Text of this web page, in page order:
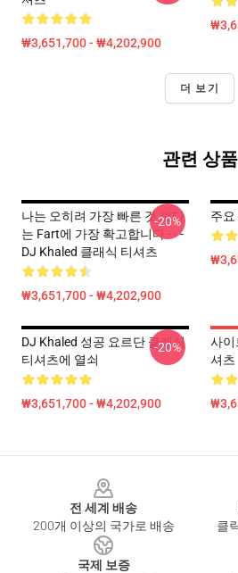
₩3,651,700 - ₩4,202,900
더 보기
관련 상품
나는 오히려 가장 빠른 것 보다
는 Fart에 가장 확고합니다 - - -
DJ Khaled 클래식 티셔츠
₩3,651,700 - ₩4,202,900
-20% 주
DJ Khaled 성공 요르단 클래식
티셔츠에 열쇠
₩3,651,700 - ₩4,202,900
-20%
사이
셔츠
전 세계 배송
200개 이상의 국가로 배송
클
국제 보증